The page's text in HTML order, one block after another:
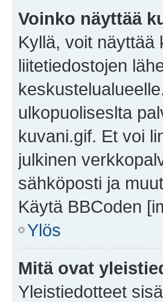
Voinko näyttää
Kyllä, voit näyttää
liitetiedostojen
ulkopuoliseslta
kuvani.gif. Et voi
julkinen
sähköposti ja
Käytä BBCoden
Ylös
Mitä ovat
Yleistiedotteet